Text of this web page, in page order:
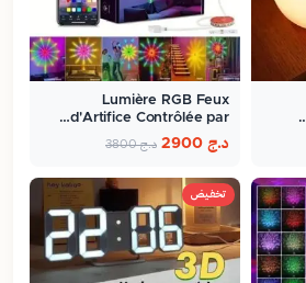
Lumière RGB Feux
d'Artifice Contrôlée par…
د.ج د.ج3800
تخفيض